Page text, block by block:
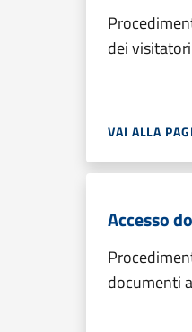
dei
VAI ALLA
Accesso
documenti